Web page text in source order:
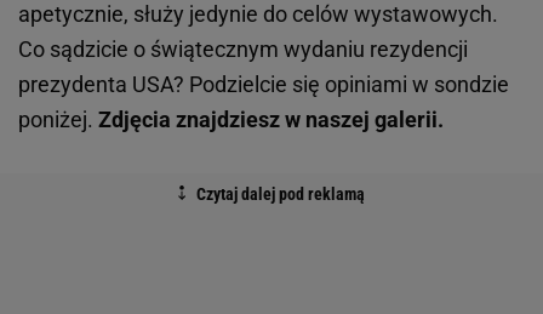
apetycznie, służy jedynie do celów wystawowych.
Co sądzicie o świątecznym wydaniu rezydencji
prezydenta USA? Podzielcie się opiniami w sondzie
poniżej. Zdjęcia znajdziesz w naszej galerii.